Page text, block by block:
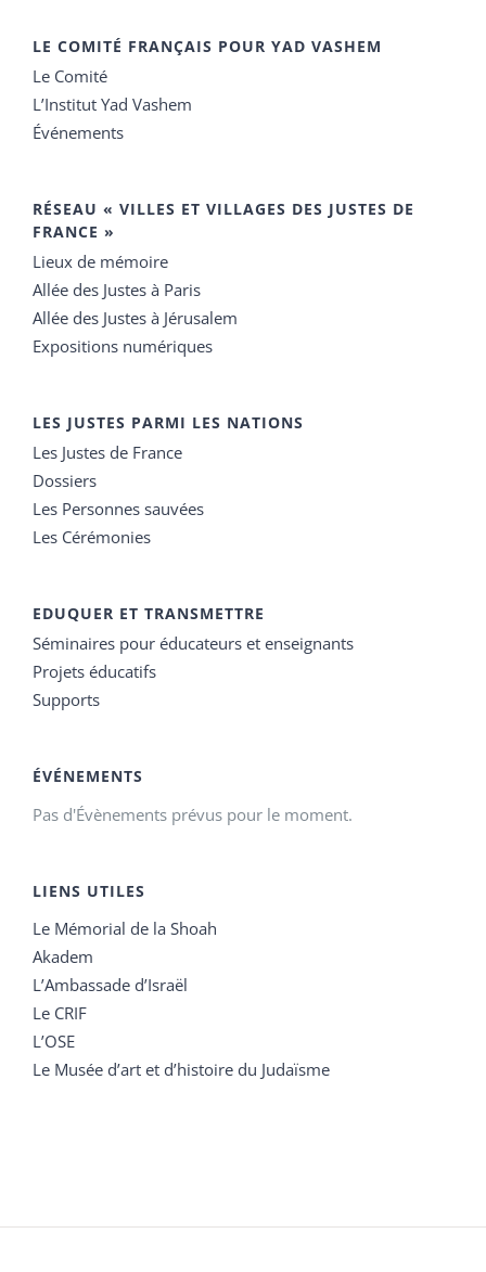
LE COMITÉ FRANÇAIS POUR YAD VASHEM
Le Comité
L’Institut Yad Vashem
Événements
RÉSEAU « VILLES ET VILLAGES DES JUSTES DE
FRANCE »
Lieux de mémoire
Allée des Justes à Paris
Allée des Justes à Jérusalem
Expositions numériques
LES JUSTES PARMI LES NATIONS
Les Justes de France
Dossiers
Les Personnes sauvées
Les Cérémonies
EDUQUER ET TRANSMETTRE
Séminaires pour éducateurs et enseignants
Projets éducatifs
Supports
ÉVÉNEMENTS
Pas d'Évènements prévus pour le moment.
LIENS UTILES
Le Mémorial de la Shoah
Akadem
L’Ambassade d’Israël
Le CRIF
L’OSE
Le Musée d’art et d’histoire du Judaïsme